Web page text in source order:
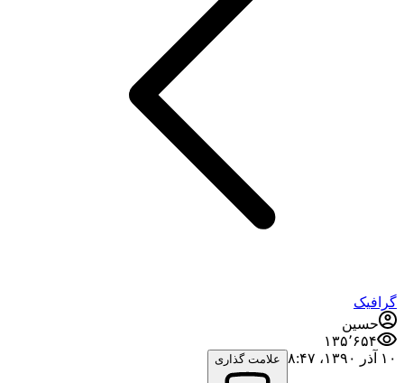
گرافیک
حسین
۱۳۵٬۶۵۴
۱۰ آذر ۱۳۹۰،‏ ۸:۴۷
علامت گذاری